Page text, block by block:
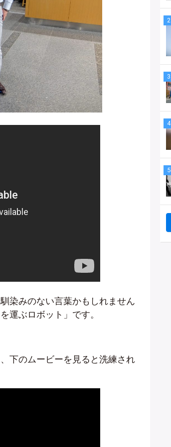
染みのない言葉かもしれません
運ぶロボット」です。
下のムービーを見ると洗練され
2
3
4
5